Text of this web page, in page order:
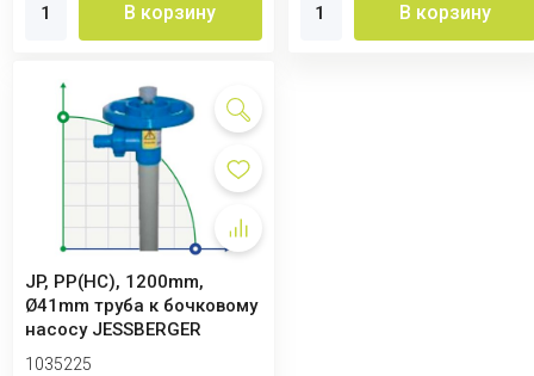
В корзину В корзину
JP, PP(HC), 1200mm,
Ø41mm труба к бочковому
насосу JESSBERGER
1035225